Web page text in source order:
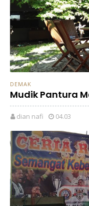
DEMAK
Mudik Pantura
dian nafi 04.03